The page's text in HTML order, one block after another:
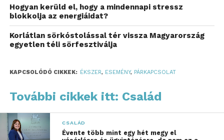
Az eljegyzési gyűrű és akarikagyűrűkiválasztása
nem csak az árcédulán múlik. Sokan vallják, hogy
minden ember egyedi, és ennek tükröződnie kell
abban is, hogy milyen gyűrűt választunk. Lehet,
de egy kisebb, ám különleges csiszolású gyémánt is
eljegyzési gyűrű tükrözze az egyéniségeteket és a
kapcsolatotok különlegességét.
A gyémánt minősége – amit
Hogyan kerüld el, hogy a mindennapi stressz
blokkolja az energiáidat?
Korlátlan sörkóstolással tér vissza Magyarország
egyetlen téli sörfesztiválja
KAPCSOLÓDÓ CIKKEK: ÉKSZER, ESEMÉNY, PÁRKAPCSOLAT
További cikkek itt: Család
CSALÁD
Évente több mint egy hét megy el